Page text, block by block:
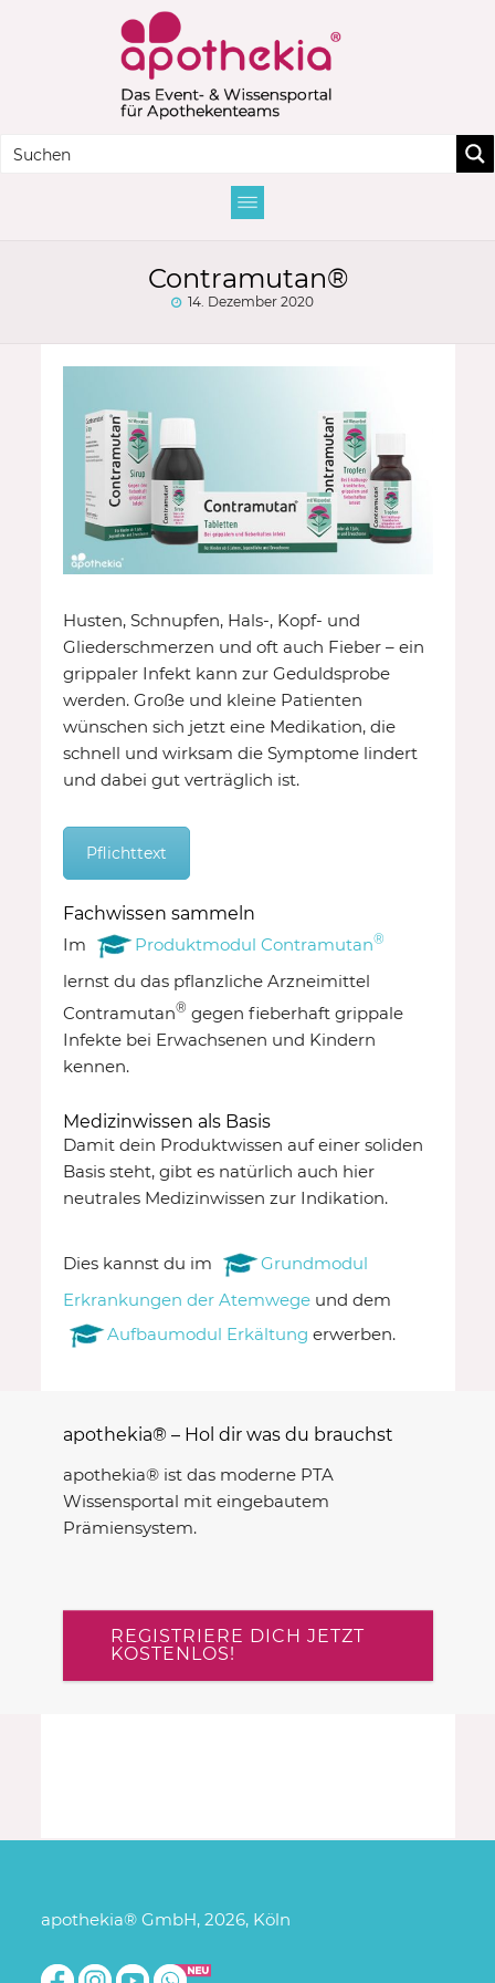
Contramutan®
14. Dezember 2020
Husten, Schnupfen, Hals-, Kopf- und
Gliederschmerzen und oft auch Fieber – ein
grippaler Infekt kann zur Geduldsprobe
werden. Große und kleine Patienten
wünschen sich jetzt eine Medikation, die
schnell und wirksam die Symptome lindert
und dabei gut verträglich ist.
Pflichttext
Fachwissen sammeln
Im
Produktmodul Contramutan®
lernst du das pflanzliche Arzneimittel
Contramutan® gegen fieberhaft grippale
Infekte bei Erwachsenen und Kindern
kennen.
Medizinwissen als Basis
Damit dein Produktwissen auf einer soliden
Basis steht, gibt es natürlich auch hier
neutrales Medizinwissen zur Indikation.
Dies kannst du im
Grundmodul
Erkrankungen der Atemwegeund dem
Aufbaumodul Erkältung erwerben.
apothekia® – Hol dir was du brauchst
apothekia® ist das moderne PTA
Wissensportal mit eingebautem
Prämiensystem.
REGISTRIERE DICH JETZT
KOSTENLOS!
apothekia® GmbH, 2026, Köln